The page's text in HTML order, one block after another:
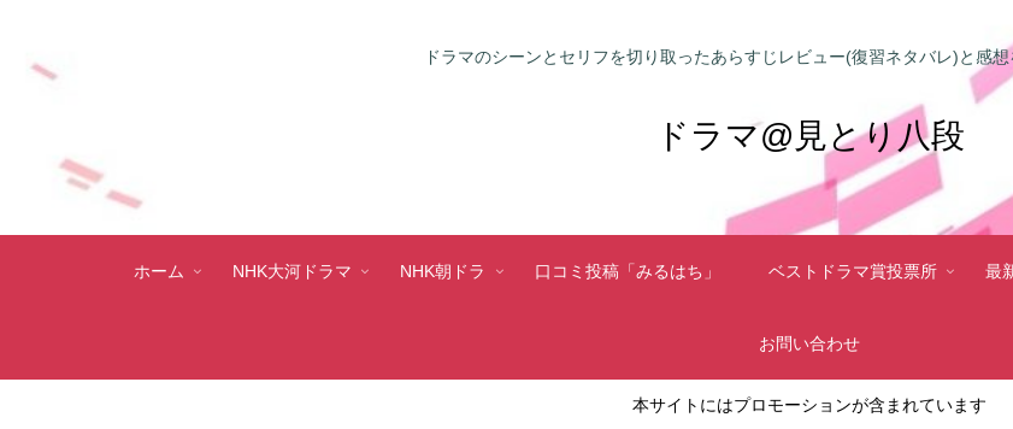
ドラマのシーンとセリフを切り取ったあらすじレビュー(復習ネタバレ)と感
ドラマ@見とり八段
ホーム NHK大河ドラマ NHK朝ドラ 口コミ投稿「みるはち」 ベストドラマ賞投票所 最
お問い合わせ
本サイトにはプロモーションが含まれています